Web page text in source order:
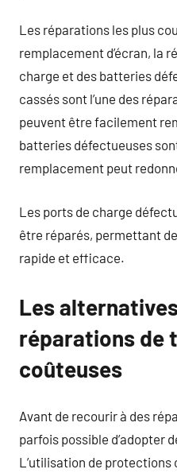
Les réparations les plus
remplacement d’écran, la
charge et des batteries
cassés sont l’une des
peuvent être facilement
batteries défectueuses
remplacement peut
Les ports de charge
être réparés, permettant
rapide et efficace.
Les
réparations de
coûteuses
Avant de recourir à des
parfois possible d’adopter
L’utilisation de